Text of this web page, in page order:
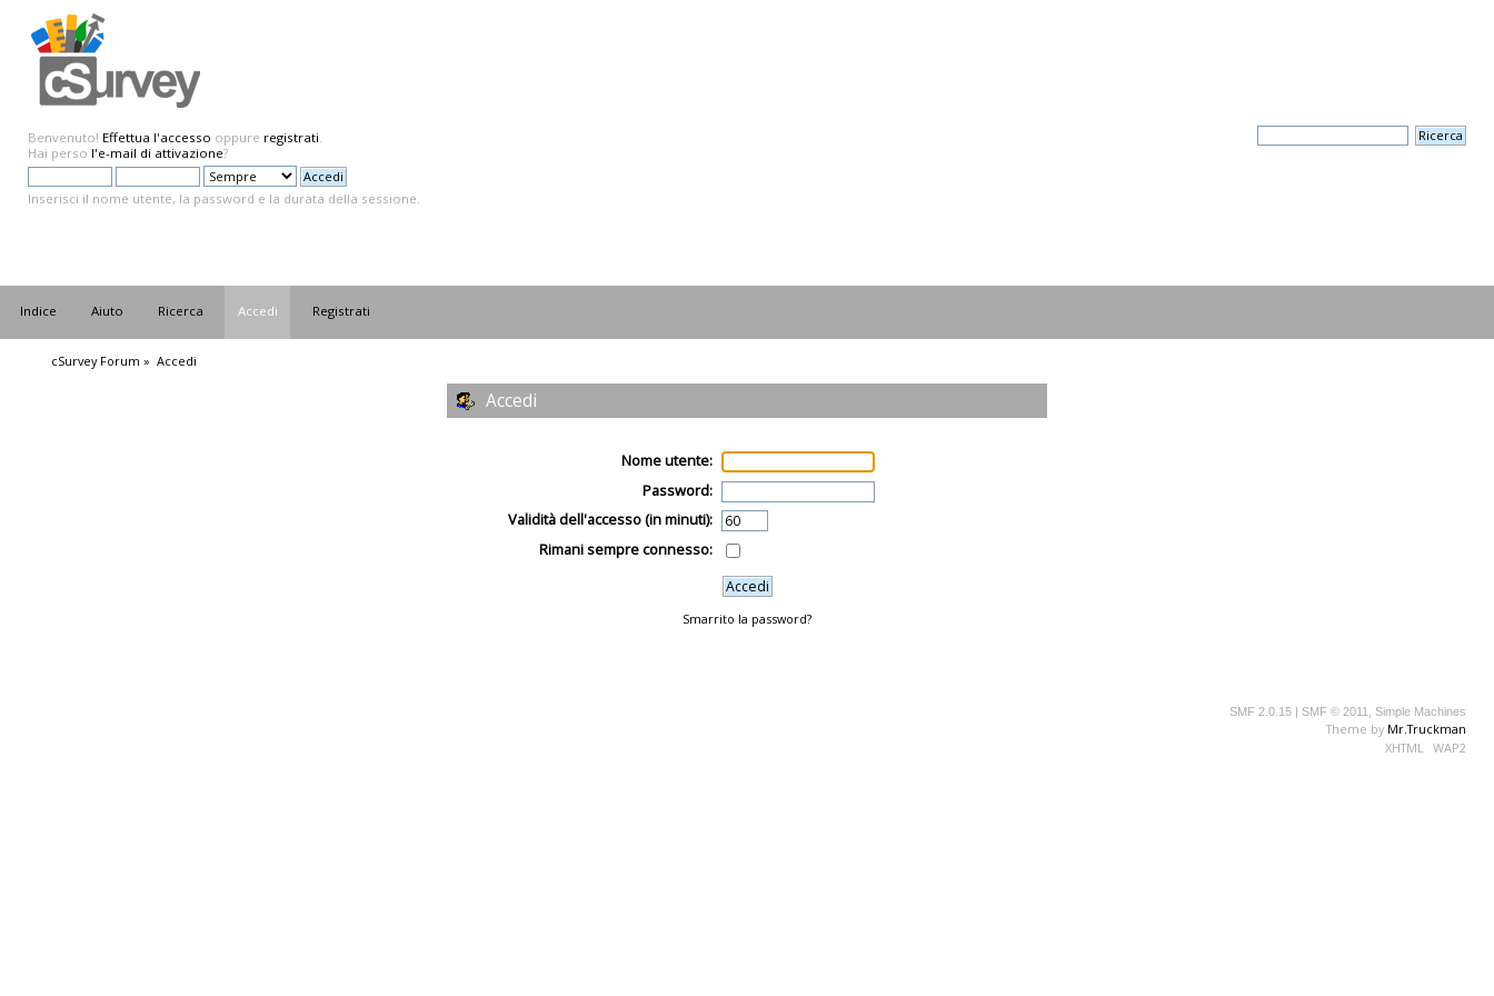
Benvenuto! Effettua l'accesso oppure registrati.
Hai perso l'e-mail di attivazione?
Inserisci il nome utente, la password e la durata della sessione.
Indice Aiuto Ricerca Accedi Registrati
cSurvey Forum » Accedi
Accedi
Nome utente:
Password:
Validità dell'accesso (in minuti):
Rimani sempre connesso:
Smarrito la password?
SMF 2.0.15 | SMF © 2011 Simple Machines
Theme by Mr.Truckman
XHTML
WAP2